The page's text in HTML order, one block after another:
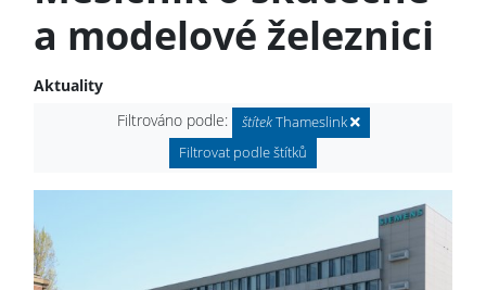
a modelové železnici
Aktuality
Filtrováno podle:
štítekThameslink
Filtrovat podle štítků